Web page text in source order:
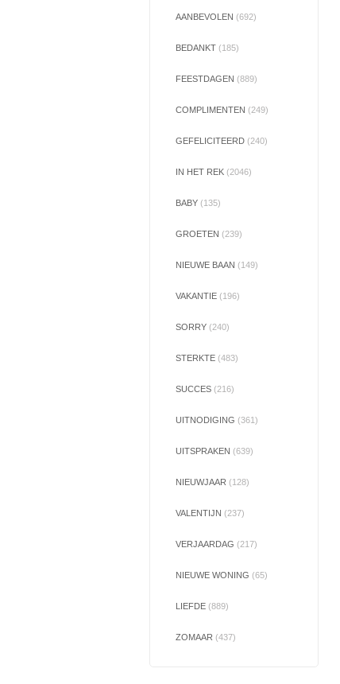
AANBEVOLEN (692)
BEDANKT (185)
FEESTDAGEN (889)
COMPLIMENTEN (249)
GEFELICITEERD (240)
IN HET REK (2046)
BABY (135)
GROETEN (239)
NIEUWE BAAN (149)
VAKANTIE (196)
SORRY (240)
STERKTE (483)
SUCCES (216)
UITNODIGING (361)
UITSPRAKEN (639)
NIEUWJAAR (128)
VALENTIJN (237)
VERJAARDAG (217)
NIEUWE WONING (65)
LIEFDE (889)
ZOMAAR (437)